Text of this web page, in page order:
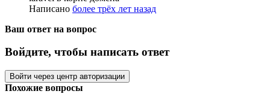
Написано более трёх лет назад
Ваш ответ на вопрос
Войдите, чтобы написать ответ
Войти через центр авторизации
Похожие вопросы